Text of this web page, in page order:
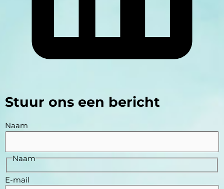
Stuur ons een bericht
Naam
Naam
E-mail